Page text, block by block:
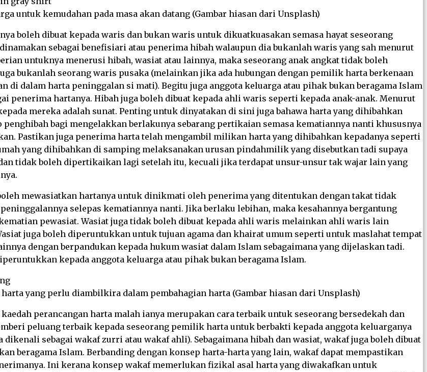
untuk kemudahan pada masa akan datang (Gambar hiasan dari Unsplash)
boleh dibuat kepada waris dan bukan waris untuk dikuatkuasakan semasa hayat seseorang
sebagai benefisiari atau penerima hibah walaupun dia bukanlah waris yang sah menurut
untuknya menerusi hibah, wasiat atau lainnya, maka seseorang anak angkat tidak boleh
bukanlah seorang waris pusaka (melainkan jika ada hubungan dengan pemilik harta berkenaan
di dalam harta peninggalan si mati). Begitu juga anggota keluarga atau pihak bukan beragama Islam
penerima hartanya. Hibah juga boleh dibuat kepada ahli waris seperti kepada anak-anak. Menurut
mereka adalah sunat. Penting untuk dinyatakan di sini juga bahawa harta yang dihibahkan
bagi mengelakkan berlakunya sebarang pertikaian semasa kematiannya nanti khususnya
Pastikan juga penerima harta telah mengambil milikan harta yang dihibahkan kepadanya seperti
yang dihibahkan di samping melaksanakan urusan pindahmilik yang disebutkan tadi supaya
tidak boleh dipertikaikan lagi setelah itu, kecuali jika terdapat unsur-unsur tak wajar lain yang
mewasiatkan hartanya untuk dinikmati oleh penerima yang ditentukan dengan takat tidak
selepas kematiannya nanti. Jika berlaku lebihan, maka kesahannya bergantung
pewasiat. Wasiat juga tidak boleh dibuat kepada ahli waris melainkan ahli waris lain
juga boleh diperuntukkan untuk tujuan agama dan khairat umum seperti untuk maslahat tempat
dengan berpandukan kepada hukum wasiat dalam Islam sebagaimana yang dijelaskan tadi.
kepada anggota keluarga atau pihak bukan beragama Islam.
yang perlu diambilkira dalam pembahagian harta (Gambar hiasan dari Unsplash)
perancangan harta malah ianya merupakan cara terbaik untuk seseorang bersedekah dan
peluang terbaik kepada seseorang pemilik harta untuk berbakti kepada anggota keluarganya
sebagai wakaf zurri atau wakaf ahli). Sebagaimana hibah dan wasiat, wakaf juga boleh dibuat
beragama Islam. Berbanding dengan konsep harta-harta yang lain, wakaf dapat mempastikan
Ini kerana konsep wakaf memerlukan fizikal asal harta yang diwakafkan untuk